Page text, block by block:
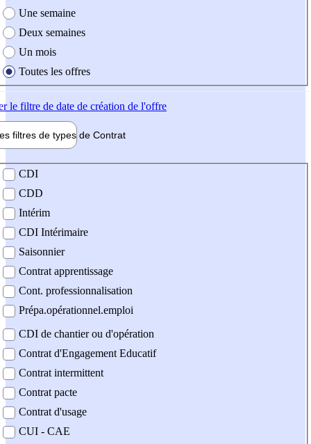
Une semaine
Deux semaines
Un mois
Toutes les offres
le filtre de date de création de l'offre
filtres de types de Contrat
contrat
CDI
CDD
Intérim
CDI Intérimaire
Saisonnier
Contrat apprentissage
Cont. professionnalisation
Prépa.opérationnel.emploi
CDI de chantier ou d'opération
Contrat d'Engagement Educatif
Contrat intermittent
Contrat pacte
Contrat d'usage
CUI - CAE